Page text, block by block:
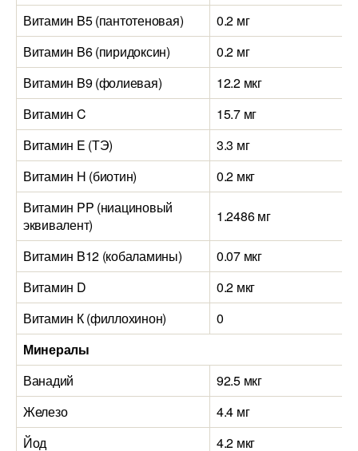
Витамин B5 (пантотеновая)
0.2 мг
Витамин B6 (пиридоксин)
0.2 мг
Витамин B9 (фолиевая)
12.2 мкг
Витамин C
15.7 мг
Витамин E (ТЭ)
3.3 мг
Витамин H (биотин)
0.2 мкг
Витамин PP (ниациновый
эквивалент)
1.2486 мг
Витамин B12 (кобаламины)
0.07 мкг
Витамин D
0.2 мкг
Витамин К (филлохинон)
0
Минералы
Ванадий
92.5 мкг
Железо
4.4 мг
Йод
4.2 мкг